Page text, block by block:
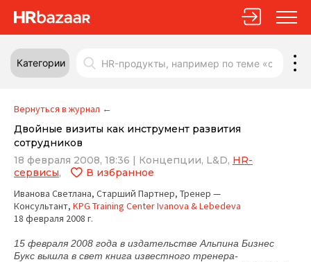
Категории
Вернуться в журнал ←
Двойные визиты как инструмент развития
сотрудников
18 февраля 2008, 18:36 | Концепции, L&D, HR-
сервисы,
В избранное
Иванова Светлана, Старший Партнер, Тренер —
Консультант, KPG Training Center Ivanova & Lebedeva
18 февраля 2008 г.
15 февраля 2008 года в издательстве Альпина Бизнес
Букс вышла в свет книга известного тренера-